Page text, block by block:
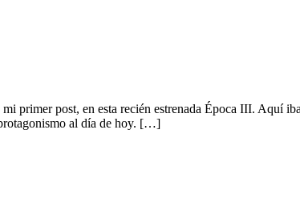
primer post, en esta recién estrenada Época III.
al día de hoy. […]